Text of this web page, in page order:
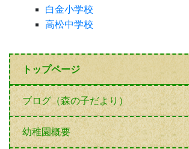
白金小学校
高松中学校
トップページ
ブログ（森の子だより）
幼稚園概要